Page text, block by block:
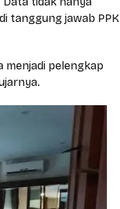
tanggung jawab PPK
menjadi pelengkap